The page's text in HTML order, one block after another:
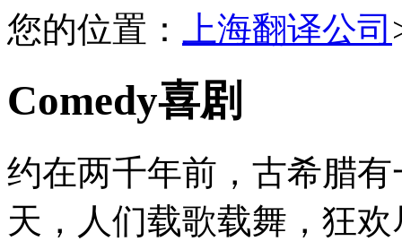
您的位置： 上海翻译公司
Comedy喜剧
约在两千年前，古希腊
天，人们载歌载舞，狂